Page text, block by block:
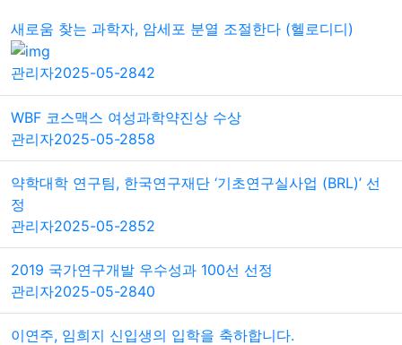
새로움 찾는 과학자, 암세포 분열 조절한다 (헬로디디)
관리자2025-05-2842
WBF 코스맥스 여성과학약진상 수상
관리자2025-05-2858
약학대학 연구팀, 한국연구재단 ‘기초연구실사업 (BRL)’ 선
정
관리자2025-05-2852
2019 국가연구개발 우수성과 100선 선정
관리자2025-05-2840
이연주, 임희지 신입생의 입학을 축하합니다.